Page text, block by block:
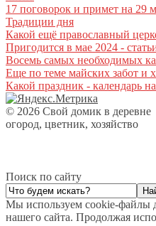
17 поговорок и примет на 29
Традиции дня
Какой ещё православный
Пригодится в мае 2024 -
Восемь самых необходимых
Еще по теме майских забот и
Какой праздник - календарь
© 2026 Свой домик в деревне
огород, цветник, хозяйство
Поиск по сайту
Мы используем cookie-файлы
нашего сайта. Продолжая